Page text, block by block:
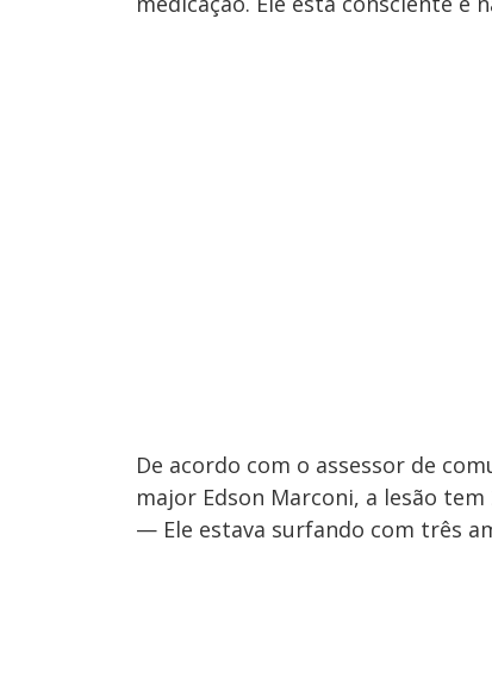
De acordo com o assessor de
major Edson Marconi, a lesão
— Ele estava surfando com três